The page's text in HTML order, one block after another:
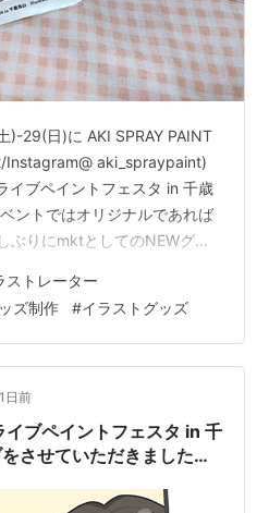
)-29(日)に AKI SPRAY PAINT
Instagram@ aki_spraypaint)
イブペイントフェスタ in 千歳
ントではオリジナルであれば
ぶりにmktとしてのNEWグッ
ので紹介させてください〜
スタでの物販設営 ୨୧ 2日間
の制作記録はこちらから🔽
ストレーター
ズ制作 #イラストグッズ
日前
ブペイントフェスタ in 千
させていただきました！